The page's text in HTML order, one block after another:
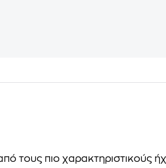
τους πιο χαρακτηριστικούς